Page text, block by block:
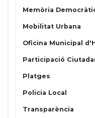
Memòria
Mobilitat Urbana
Oficina Municipal
Participació
Platges
Policia Local
Transparència